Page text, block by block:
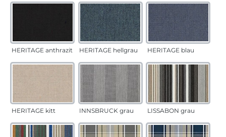
HERITAGE anthrazit HERITAGE hellgrau HERITAGE blau
HERITAGE kitt INNSBRUCK grau LISSABON grau